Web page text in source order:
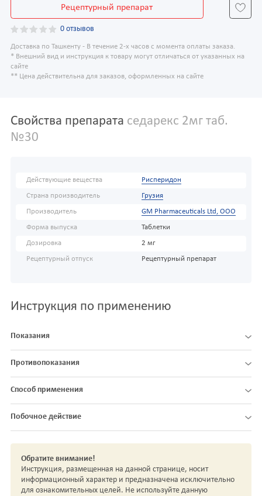
Рецептурный препарат
0 отзывов
Доставка по Ташкенту - В течение 2-х часов с момента оплаты заказа.
* Внешний вид и инструкция к товару могут отличаться от указанных на
сайте
** Цена действительна для заказов, оформленных на сайте
Свойства препарата седарекс 2мг таб.
№30
Действующие вещества Рисперидон
Страна производитель Грузия
Производитель GM Pharmaceuticals Ltd, OOO
Форма выпуска Таблетки
Дозировка 2 мг
Рецептурный отпуск Рецептурный препарат
Инструкция по применению
Показания
Противопоказания
Способ применения
Побочное действие
Обратите внимание!
Инструкция, размещенная на данной странице, носит
информационный характер и предназначена исключительно
для ознакомительных целей. Не используйте данную